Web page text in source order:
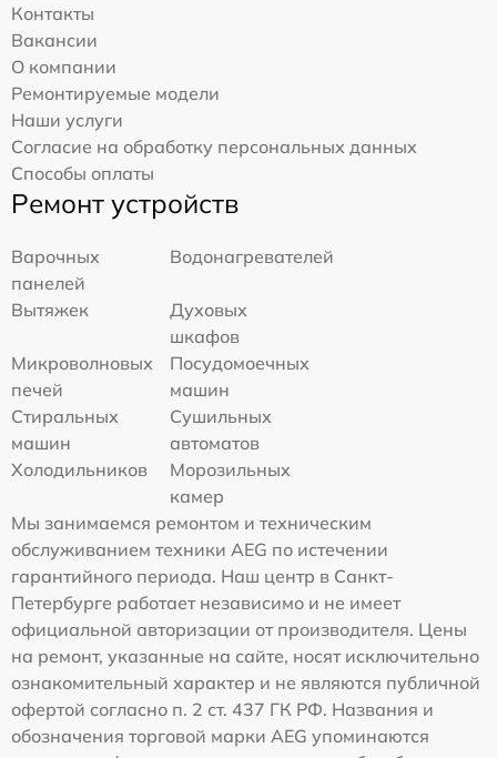
Контакты
Вакансии
О компании
Ремонтируемые модели
Наши услуги
Согласие на обработку персональных данных
Способы оплаты
Ремонт устройств
Варочных
панелей
Водонагревателей
Вытяжек
Духовых
шкафов
Микроволновых
печей
Посудомоечных
машин
Стиральных
машин
Сушильных
автоматов
Холодильников
Морозильных
камер
Мы занимаемся ремонтом и техническим
обслуживанием техники AEG по истечении
гарантийного периода. Наш центр в Санкт-
Петербурге работает независимо и не имеет
официальной авторизации от производителя. Цены
на ремонт, указанные на сайте, носят исключительно
ознакомительный характер и не являются публичной
офертой согласно п. 2 ст. 437 ГК РФ. Названия и
обозначения торговой марки AEG упоминаются